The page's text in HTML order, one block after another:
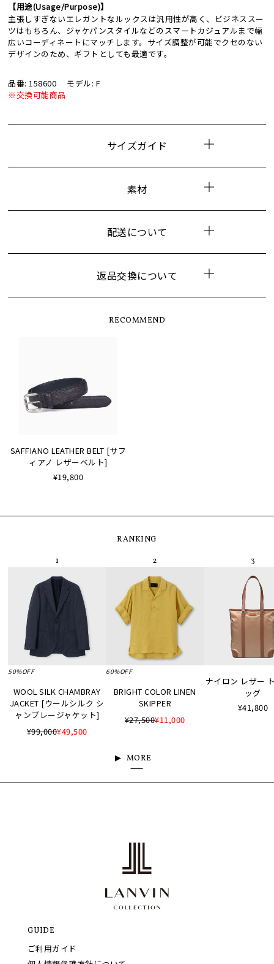
【用途(Usage/Purpose)】
主張しすぎないエレガントなルックスは汎用性が高く、ビジネススー
ツはもちろん、ジャケパンスタイルなどのスマートカジュアルまで幅
広いコーディネートにマッチします。サイズ調整が可能でクセのない
デザインのため、ギフトとしても最適です。
品番: 158600
モデル: F
※交換可能商品
サイズガイド
素材
配送について
返品交換について
RECOMMEND
SAFFIANO LEATHER BELT [サフ
ィアノ レザーベルト]
¥19,800
RANKING
50%OFF
WOOL SILK CHAMBRAY
JACKET [ウールシルク シ
ャンブレージャケット]
¥99,000¥49,500
60%OFF
BRIGHT COLOR LINEN
SKIPPER
¥27,500¥11,000
ナイロン レザー
ッグ
¥41,800
MORE
GUIDE
ご利用ガイド